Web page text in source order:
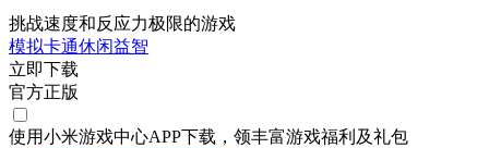
挑战速度和反应力极限的游戏
模拟卡通休闲益智
立即下载
官方正版
使用小米游戏中心APP下载 ，领丰富游戏福利 及礼包